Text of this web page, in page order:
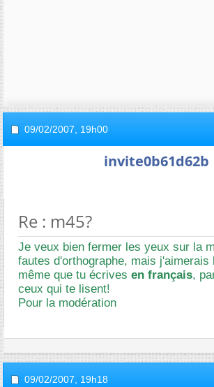
09/02/2007, 19h00
invite0b61d62b
Re : m45?
Je veux bien fermer les yeux sur la
fautes d'orthographe, mais j'aimerais
même que tu écrives en français,
ceux qui te lisent!
Pour la modération
09/02/2007, 19h18